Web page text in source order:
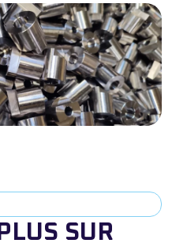
SUR